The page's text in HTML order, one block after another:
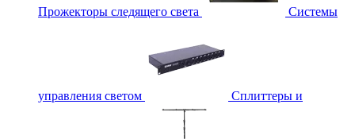
Прожекторы следящего света Системы
управления светом Сплиттеры и